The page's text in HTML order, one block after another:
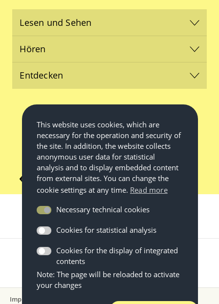
Lesen und Sehen
Hören
Entdecken
Back to topic
Impressum Nutzungsbedingungen
This website uses cookies, which are
necessary for the operation and security of
the site. In addition, the website collects
anonymous user data for statistical
analysis and to display embedded content
from external sites. You can change the
cookie settings at any time. Read more
Necessary technical cookies
Cookies for statistical analysis
Cookies for the display of integrated
contents
Note: The page will be reloaded to activate
your changes